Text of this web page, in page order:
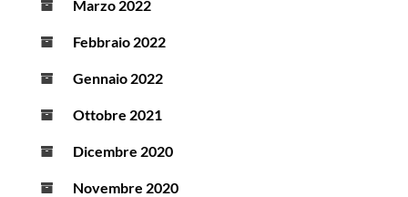
Marzo 2022
Febbraio 2022
Gennaio 2022
Ottobre 2021
Dicembre 2020
Novembre 2020